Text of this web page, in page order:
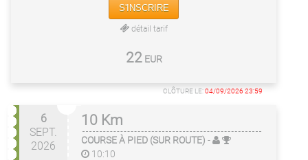
S'INSCRIRE
détail tarif
22 EUR
CLÔTURE LE:04/09/2026 23:59
6
SEPT.
2026
10 Km
COURSE À PIED (SUR ROUTE) -
10:10